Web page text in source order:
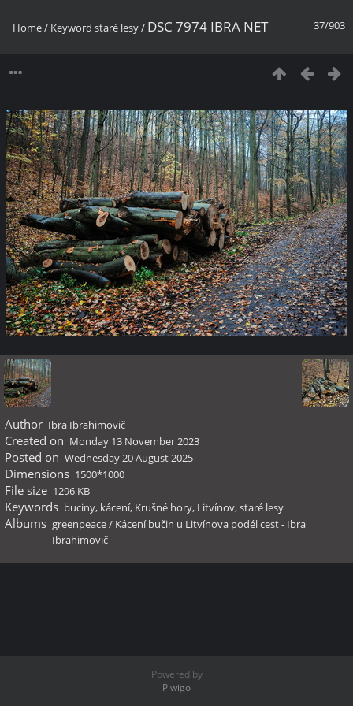
37/903
Home/ Keyword staré lesy/ DSC 7974 IBRA NET
Author Ibra Ibrahimovič
Created on Monday 13 November 2023
Posted on Wednesday 20 August 2025
Dimensions 1500*1000
File size 1296 KB
Keywords buciny, kácení, Krušné hory, Litvínov,staré lesy
Albums greenpeace/ Kácení bučin u Litvínova podél cest - Ibra
Ibrahimovič
Powered by
Piwigo